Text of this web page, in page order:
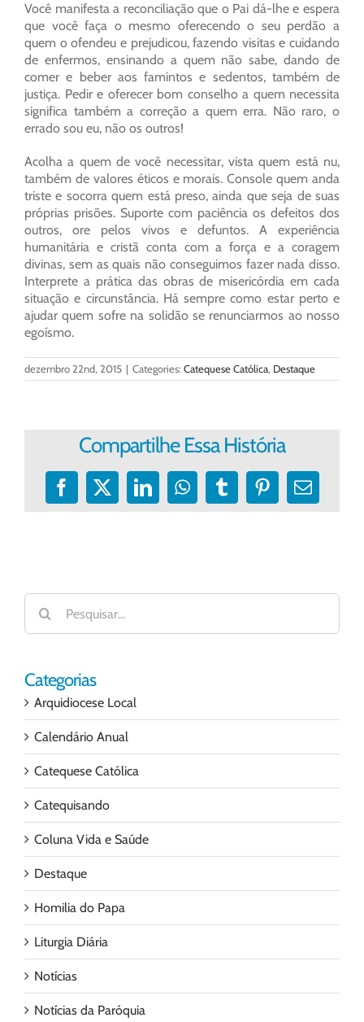
Você manifesta a reconciliação que o Pai dá-lhe e espera
que você faça o mesmo oferecendo o seu perdão a
quem o ofendeu e prejudicou, fazendo visitas e cuidando
de enfermos, ensinando a quem não sabe, dando de
comer e beber aos famintos e sedentos, também de
justiça. Pedir e oferecer bom conselho a quem necessita
significa também a correção a quem erra. Não raro, o
errado sou eu, não os outros!
Acolha a quem de você necessitar, vista quem está nu,
também de valores éticos e morais. Console quem anda
triste e socorra quem está preso, ainda que seja de suas
próprias prisões. Suporte com paciência os defeitos dos
outros, ore pelos vivos e defuntos. A experiência
humanitária e cristã conta com a força e a coragem
divinas, sem as quais não conseguimos fazer nada disso.
Interprete a prática das obras de misericórdia em cada
situação e circunstância. Há sempre como estar perto e
ajudar quem sofre na solidão se renunciarmos ao nosso
egoísmo.
dezembro 22nd, 2015 | Categories: Catequese Católica, Destaque
Compartilhe Essa História
Facebook
X LinkedInWhatsApp
TumblrPinterest
E-
Buscar
resultados
para:
Categorias
Arquidiocese Local
Calendário Anual
Catequese Católica
Catequisando
Coluna Vida e Saúde
Destaque
Homilia do Papa
Liturgia Diária
Notícias
Notícias da Paróquia